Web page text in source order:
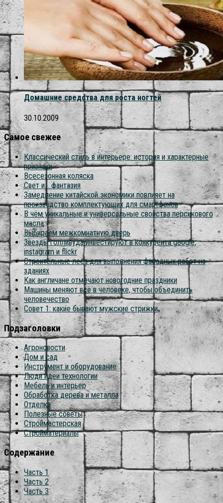
Домашние средства для роста ногтей
30.10.2009
Самое свежее
Классический стиль в интерьере: история и характерные
признаки
Всесезонная коляска
Свет и… фантазия
Замедление китайской экономики повлияет на
производство комплектующих для смартфонов
В чём уникальные и универсальные свойства персикового
масла
Выбираем межкомнатную дверь
Звезды голливуда инвестируют в конкурента google,
instagram и flickr
Строительные леса для выполнения фасадных работ на
зданиях
Как англичане отмечают новогодние праздники
Машины меняют всё в человеке, чтобы объединить
человечество
Совет 1: какие бывают мужские стрижки
Подзаголовки
Агроновости
Дом и сад
Инструмент и оборудование
Люди идеи технологии
Мебель и интерьер
Обработка дерева и металла
Отделка
Полезные советы
Строймастерская
Стройматериалы
Содержание
Часть 1
Часть 2
Часть 3